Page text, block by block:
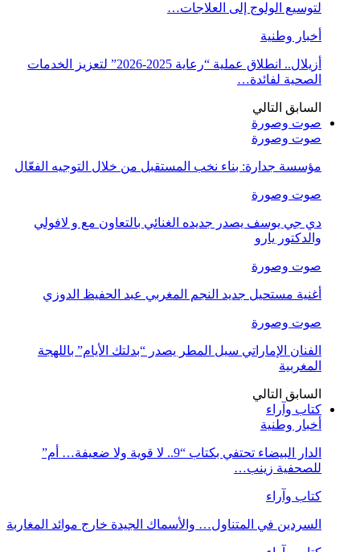
لتوسيع الولوج إلى العلاجات…
أخبار وطنية
أزيلال.. انطلاق عملية “رعاية 2025-2026” لتعزيز الخدمات
الصحية لفائدة…
السابق التالي
صوت وصورة
صوت وصورة
مؤسسة جدارة: بناء نخب المستقبل من خلال التوجيه الفعّال
صوت وصورة
دي جي يوسف يصدر جديده الغنائي بالتعاون مع و لافولي
والدكتور يارو
صوت وصورة
أغنية مستحيل جديد النجم المغربي عبد الحفيظ الدوزي
صوت وصورة
الفنان الإماراتي سيل المطر يصدر “بدلتك الأيام” باللهجة
المغربية
السابق التالي
كتاب وآراء
أخبار وطنية
الدار البيضاء تحتفي بكتاب “9.. لا قوية ولا ضعيفة… أم”
للصحفية زينب…
كتاب وآراء
السردين في المتناول… والأسماك الجيدة خارج موائد المغاربة